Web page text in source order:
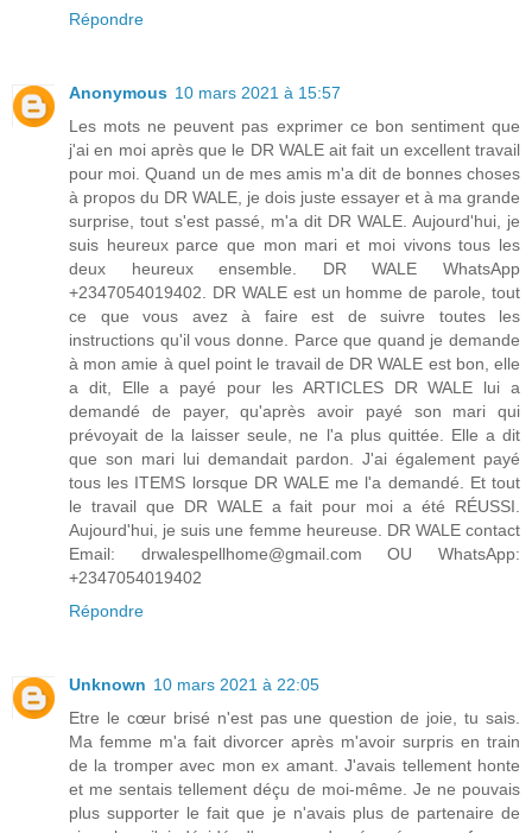
Répondre
Anonymous 10 mars 2021 à 15:57
Les mots ne peuvent pas exprimer ce bon sentiment que
j'ai en moi après que le DR WALE ait fait un excellent travail
pour moi. Quand un de mes amis m'a dit de bonnes choses
à propos du DR WALE, je dois juste essayer et à ma grande
surprise, tout s'est passé, m'a dit DR WALE. Aujourd'hui, je
suis heureux parce que mon mari et moi vivons tous les
deux heureux ensemble. DR WALE WhatsApp
+2347054019402. DR WALE est un homme de parole, tout
ce que vous avez à faire est de suivre toutes les
instructions qu'il vous donne. Parce que quand je demande
à mon amie à quel point le travail de DR WALE est bon, elle
a dit, Elle a payé pour les ARTICLES DR WALE lui a
demandé de payer, qu'après avoir payé son mari qui
prévoyait de la laisser seule, ne l'a plus quittée. Elle a dit
que son mari lui demandait pardon. J'ai également payé
tous les ITEMS lorsque DR WALE me l'a demandé. Et tout
le travail que DR WALE a fait pour moi a été RÉUSSI.
Aujourd'hui, je suis une femme heureuse. DR WALE contact
Email: drwalespellhome@gmail.com OU WhatsApp:
+2347054019402
Répondre
Unknown 10 mars 2021 à 22:05
Etre le cœur brisé n'est pas une question de joie, tu sais.
Ma femme m'a fait divorcer après m'avoir surpris en train
de la tromper avec mon ex amant. J'avais tellement honte
et me sentais tellement déçu de moi-même. Je ne pouvais
plus supporter le fait que je n'avais plus de partenaire de